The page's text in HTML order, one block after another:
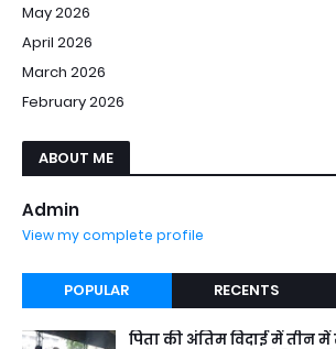
May 2026
April 2026
March 2026
February 2026
ABOUT ME
Admin
View my complete profile
POPULAR RECENTS
पिता की अंतिम विदाई में तीन